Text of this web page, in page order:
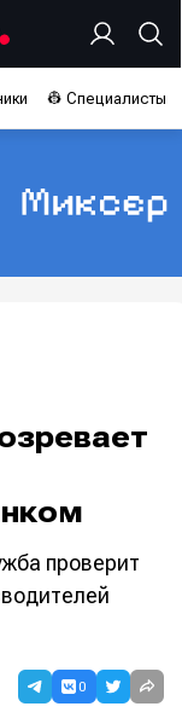
👷 Специалисты
проверит
0